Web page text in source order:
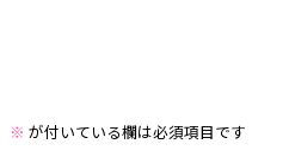
※ が付いている欄は必須項目です